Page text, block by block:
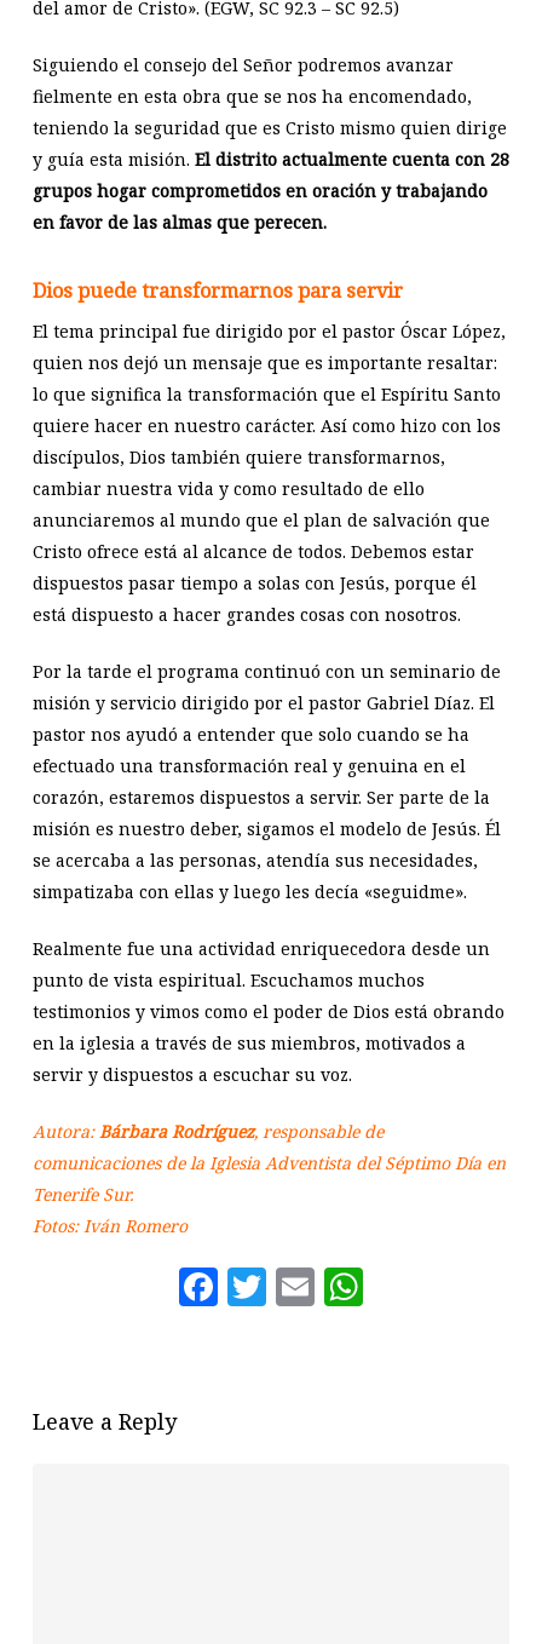
del amor de Cristo». (EGW, SC 92.3 – SC 92.5)
Siguiendo el consejo del Señor podremos avanzar
fielmente en esta obra que se nos ha encomendado,
teniendo la seguridad que es Cristo mismo quien dirige
y guía esta misión. El distrito actualmente cuenta con 28
grupos hogar comprometidos en oración y trabajando
en favor de las almas que perecen.
Dios puede transformarnos para servir
El tema principal fue dirigido por el pastor Óscar López,
quien nos dejó un mensaje que es importante resaltar:
lo que significa la transformación que el Espíritu Santo
quiere hacer en nuestro carácter. Así como hizo con los
discípulos, Dios también quiere transformarnos,
cambiar nuestra vida y como resultado de ello
anunciaremos al mundo que el plan de salvación que
Cristo ofrece está al alcance de todos. Debemos estar
dispuestos pasar tiempo a solas con Jesús, porque él
está dispuesto a hacer grandes cosas con nosotros.
Por la tarde el programa continuó con un seminario de
misión y servicio dirigido por el pastor Gabriel Díaz. El
pastor nos ayudó a entender que solo cuando se ha
efectuado una transformación real y genuina en el
corazón, estaremos dispuestos a servir. Ser parte de la
misión es nuestro deber, sigamos el modelo de Jesús. Él
se acercaba a las personas, atendía sus necesidades,
simpatizaba con ellas y luego les decía «seguidme».
Realmente fue una actividad enriquecedora desde un
punto de vista espiritual. Escuchamos muchos
testimonios y vimos como el poder de Dios está obrando
en la iglesia a través de sus miembros, motivados a
servir y dispuestos a escuchar su voz.
Autora:Bárbara Rodríguez, responsable de
comunicaciones de la Iglesia Adventista del Séptimo Día en
Tenerife Sur.
Fotos: Iván Romero
Facebook
Twitter
Email
Leave a Reply